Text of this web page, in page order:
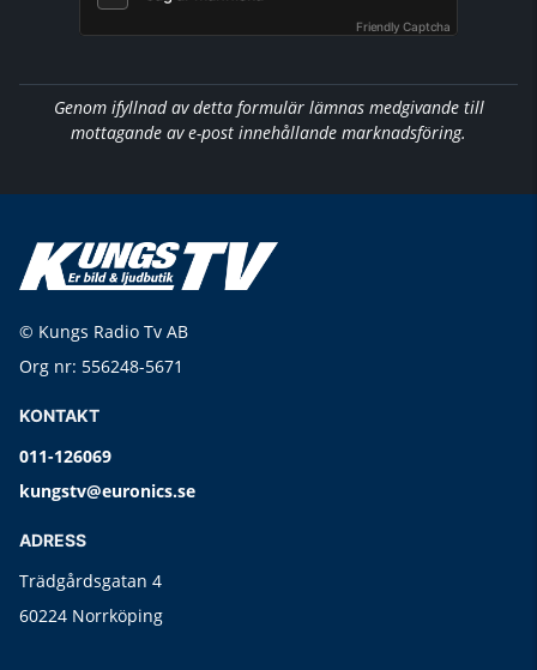
Friendly Captcha
Genom ifyllnad av detta formulär lämnas medgivande till
mottagande av e-post innehållande marknadsföring.
© Kungs Radio Tv AB
Org nr: 556248-5671
KONTAKT
011-126069
kungstv@euronics.se
ADRESS
Trädgårdsgatan 4
60224 Norrköping